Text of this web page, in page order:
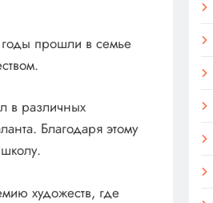
прошли в семье
в различных
Благодаря этому
художеств, где